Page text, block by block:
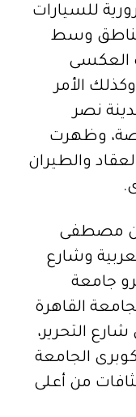
للسيارات
مناطق وسط
العكسى
الأمر
نصر
وظهرت
والطيران
مصطفى
وشارع
جامعة
القاهرة
التحرير،
الجامعة
من أعلى